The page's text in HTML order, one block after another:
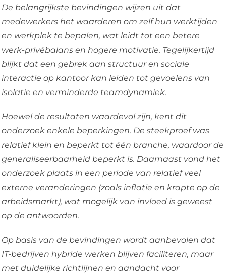
De belangrijkste bevindingen wijzen uit dat
medewerkers het waarderen om zelf hun werktijden
en werkplek te bepalen, wat leidt tot een betere
werk-privébalans en hogere motivatie. Tegelijkertijd
blijkt dat een gebrek aan structuur en sociale
interactie op kantoor kan leiden tot gevoelens van
isolatie en verminderde teamdynamiek.
Hoewel de resultaten waardevol zijn, kent dit
onderzoek enkele beperkingen. De steekproef was
relatief klein en beperkt tot één branche, waardoor de
generaliseerbaarheid beperkt is. Daarnaast vond het
onderzoek plaats in een periode van relatief veel
externe veranderingen (zoals inflatie en krapte op de
arbeidsmarkt), wat mogelijk van invloed is geweest
op de antwoorden.
Op basis van de bevindingen wordt aanbevolen dat
IT-bedrijven hybride werken blijven faciliteren, maar
met duidelijke richtlijnen en aandacht voor